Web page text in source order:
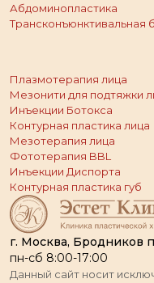
г. Москва, Бродников
пн-сб 8:00-17:00
Данный сайт носит
Абдоминопластика
Трансконъюнктивальная
Плазмотерапия лица
Мезонити для подтяжки
Инъекции Ботокса
Контурная пластика лица
Мезотерапия лица
Фототерапия BBL
Инъекции Диспорта
Контурная пластика губ